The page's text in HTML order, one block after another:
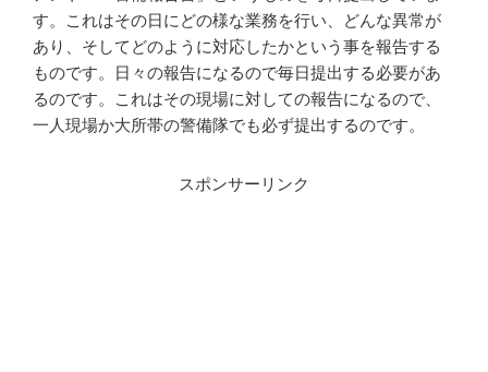
す。これはその日にどの様な業務を行い、どんな異常が
あり、そしてどのように対応したかという事を報告する
ものです。日々の報告になるので毎日提出する必要があ
るのです。これはその現場に対しての報告になるので、
一人現場か大所帯の警備隊でも必ず提出するのです。
スポンサーリンク